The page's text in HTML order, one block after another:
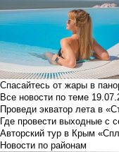
Спасайтесь от жары в
Все новости по теме
Проведи экватор лета в
Где провести выходные с
Авторский тур в Крым
Новости по районам